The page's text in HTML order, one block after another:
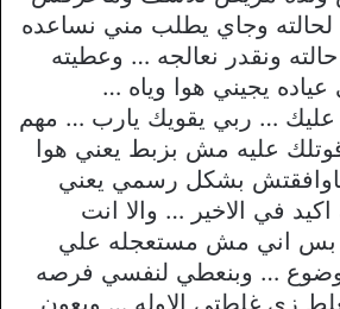
وجاي يطلب مني نساعده
ونقدر نعالجه … وعطيته
يجيني هوا وياه …
… ربي يقويك يارب … مهم
عليه مش بزبط يعني هوا
بشكل رسمي يعني
اكيد في الاخير … والا انت
اني مش مستعجله علي
… وبنعطي لنفسي فرصه
زي غلطتي الاوله … وبعون